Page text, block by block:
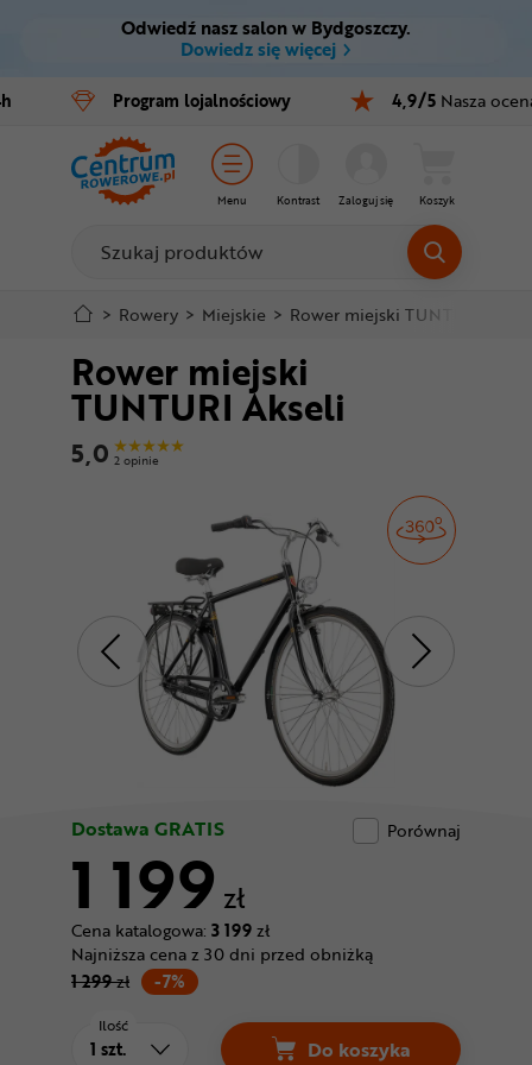
Ctrl M
Menu główne
Informacje o produkcie
Do koszyka
Szczegółowe informacje
Stopka
Mapa strony
Odwiedź nasz salon w Bydgoszczy.
Dowiedz się więcej
Program lojalnościowy 4,9/5 Nasza
Menu Kontrast Zaloguj się Koszyk
Rowery
E-bike
Części
Akcesoria
Odzież
Kaski
Buty
Nowości
Superoferta
> Rowery > Miejskie > Rower miejski TUNTURI
Rower miejski
TUNTURI Akseli
5,0 2 opinie
Dostawa GRATIS Porównaj
1 199 zł
Cena katalogowa: 3 199zł
-7%
Najniższa cena z 30 dni przed obniżką
1 299zł
Ilość
Do koszyka